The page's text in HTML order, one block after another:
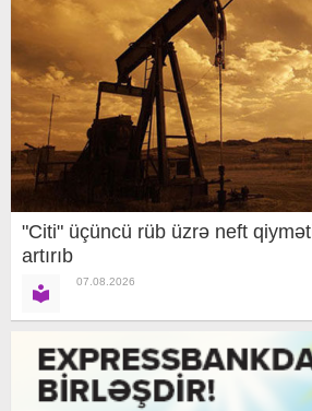
"Citi" üçüncü rüb üzrə neft
artırıb
07.08.2026